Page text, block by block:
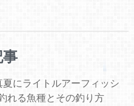
夏にライトルアーフィッシ
れる魚種とその釣り方